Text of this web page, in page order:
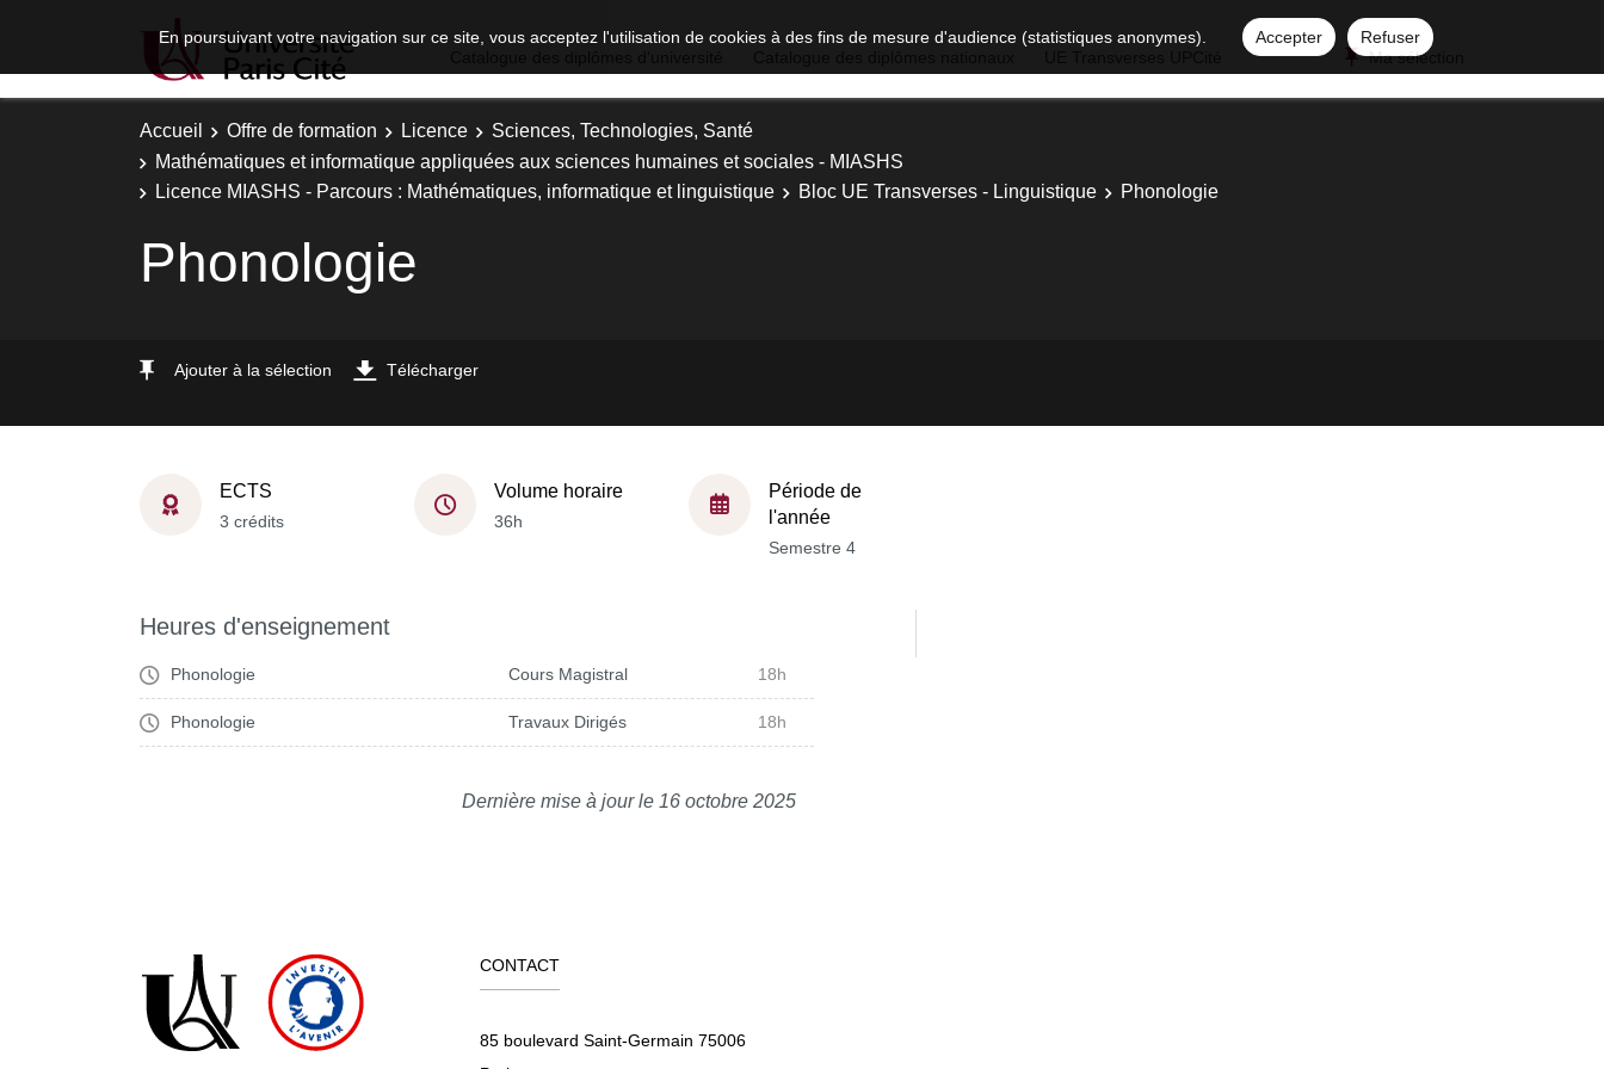
En poursuivant votre navigation sur ce site, vous acceptez l'utilisation de cookies à des fins de mesure d'audience (statistiques anonymes). Accepter
Refuser
Ma sélection
Accueil Offre de formation Licence
Sciences, Technologies, Santé
Mathématiques et informatique appliquées aux sciences humaines et sociales - MIASHS
Licence MIASHS - Parcours : Mathématiques, informatique et linguistique
Bloc UE Transverses - Linguistique Phonologie
Phonologie
Ajouter à la sélection Télécharger
ECTS
3 crédits
Volume horaire
36h
Période de
l'année
Semestre 4
Heures d'enseignement
Phonologie Cours Magistral 18h
Phonologie Travaux Dirigés 18h
Dernière mise à jour le 16 octobre 2025
CONTACT
85 boulevard Saint-Germain 75006